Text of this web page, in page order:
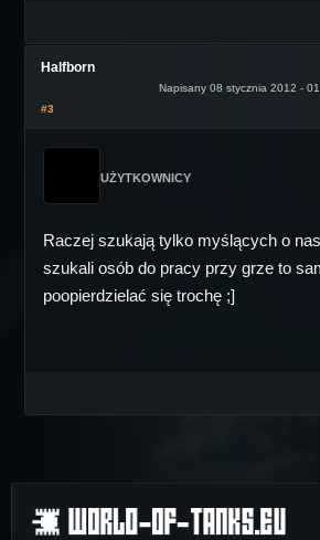
Halfborn
Napisany 08 stycznia 2012 -
#3
UŻYTKOWNICY
Raczej szukają tylko myślących o
szukali osób do pracy przy grze to
poopierdzielać się trochę ;]